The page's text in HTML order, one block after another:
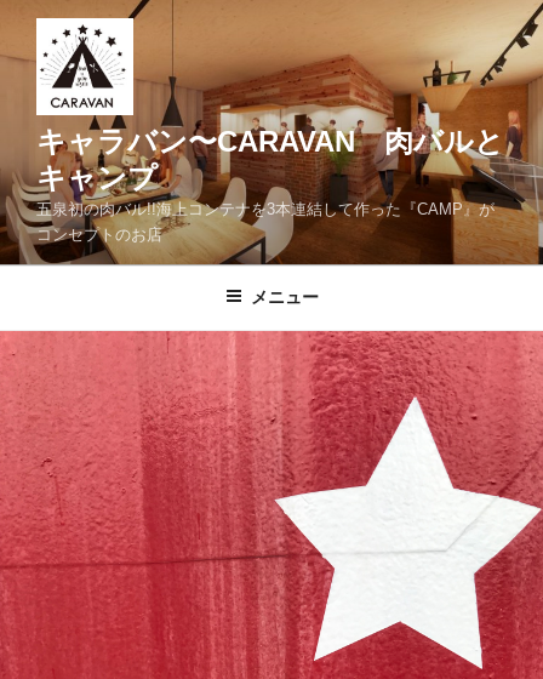
ス
キ
ッ
キャラバン〜CARAVAN 肉バルと
キャンプ
五泉初の肉バル!!海上コンテナを3本連結して作った『CAMP』が
コンセプトのお店
メニュー